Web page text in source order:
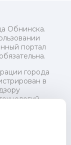
Обнинска.
портал
города
в
24 июля
73321